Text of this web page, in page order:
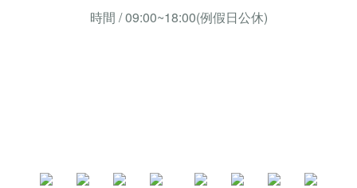
時間 / 09:00~18:00(例假日公休)